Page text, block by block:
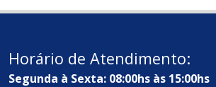
Horário de Atendimento:
Segunda à Sexta: 08:00hs às 15:00hs